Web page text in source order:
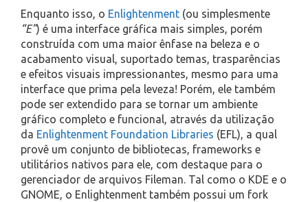
Enquanto isso, o Enlightenment (ou simplesmente
“E”) é uma interface gráfica mais simples, porém
construída com uma maior ênfase na beleza e o
acabamento visual, suportado temas, trasparências
e efeitos visuais impressionantes, mesmo para uma
interface que prima pela leveza! Porém, ele também
pode ser extendido para se tornar um ambiente
gráfico completo e funcional, através da utilização
da Enlightenment Foundation Libraries (EFL), a qual
provê um conjunto de bibliotecas, frameworks e
utilitários nativos para ele, com destaque para o
gerenciador de arquivos Fileman. Tal como o KDE e o
GNOME, o Enlightenment também possui um fork